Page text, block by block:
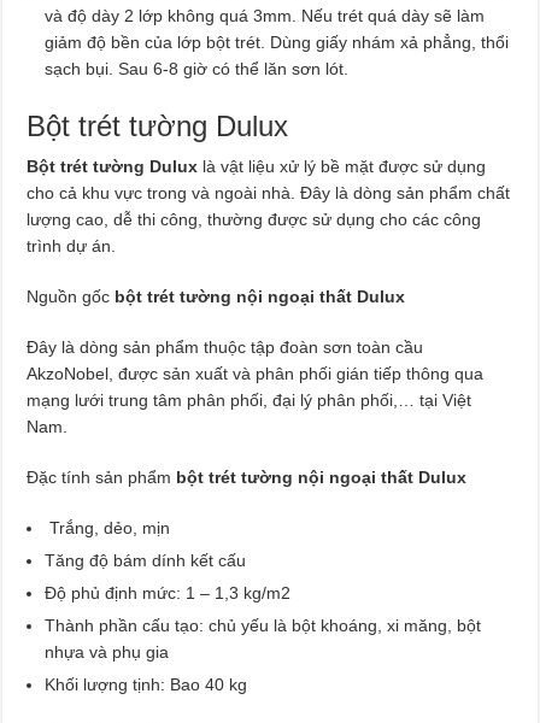
và độ dày 2 lớp không quá 3mm. Nếu trét quá dày sẽ làm
giảm độ bền của lớp bột trét. Dùng giấy nhám xả phẳng, thổi
sạch bụi. Sau 6-8 giờ có thể lăn sơn lót.
Bột trét tường Dulux
Bột trét tường Dulux là vật liệu xử lý bề mặt được sử dụng
cho cả khu vực trong và ngoài nhà. Đây là dòng sản phẩm chất
lượng cao, dễ thi công, thường được sử dụng cho các công
trình dự án.
Nguồn gốc bột trét tường nội ngoại thất Dulux
Đây là dòng sản phẩm thuộc tập đoàn sơn toàn cầu
AkzoNobel, được sản xuất và phân phối gián tiếp thông qua
mạng lưới trung tâm phân phối, đại lý phân phối,… tại Việt
Nam.
Đặc tính sản phẩm bột trét tường nội ngoại thất Dulux
Trắng, dẻo, mịn
Tăng độ bám dính kết cấu
Độ phủ định mức: 1 – 1,3 kg/m2
Thành phần cấu tạo: chủ yếu là bột khoáng, xi măng, bột
nhựa và phụ gia
Khối lượng tịnh: Bao 40 kg